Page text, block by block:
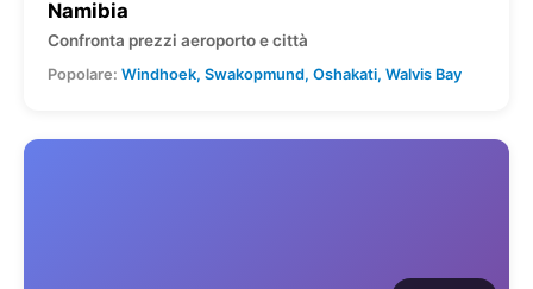
Namibia
Confronta prezzi aeroporto e città
Popolare: Windhoek, Swakopmund, Oshakati, Walvis Bay